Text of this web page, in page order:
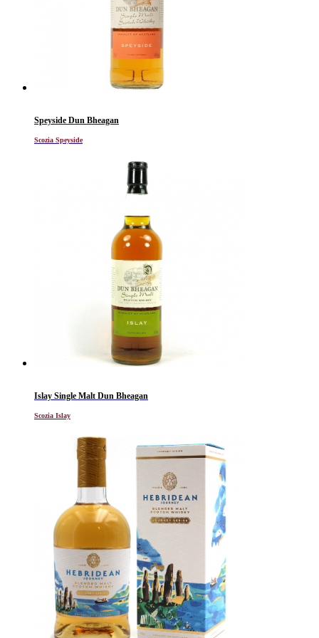
TORNATO DISPONIBILE
Speyside Dun Bheagan
Scozia Speyside
Islay Single Malt Dun Bheagan
Scozia Islay